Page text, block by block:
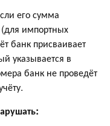
его сумма
импортных
банк присваивает
указывается в
банк не проведёт